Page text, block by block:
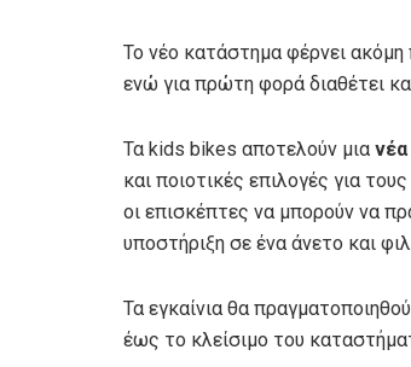
Το νέο κατάστημα φέρνει ακόμη
ενώ για πρώτη φορά διαθέτει
Τα kids bikes αποτελούν μια
και ποιοτικές επιλογές για
οι επισκέπτες να μπορούν να
υποστήριξη σε ένα άνετο και
Τα εγκαίνια θα
έως το κλείσιμο του